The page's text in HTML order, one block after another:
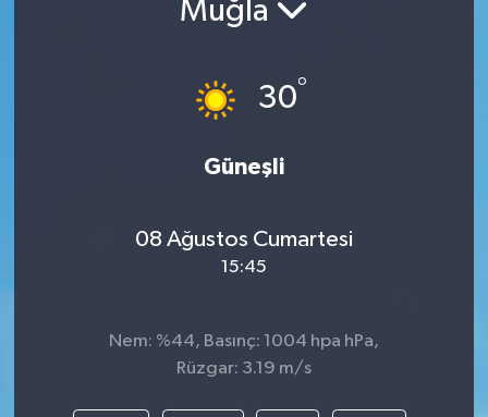
Muğla
30°
Güneşli
08 Ağustos Cumartesi
15:45
Nem: %44, Basınç: 1004 hpa hPa,
Rüzgar: 3.19 m/s
BİLİM VE TEKNOLOJİ